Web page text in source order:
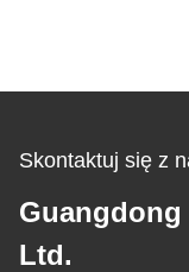
Skontaktuj się z
Ltd.